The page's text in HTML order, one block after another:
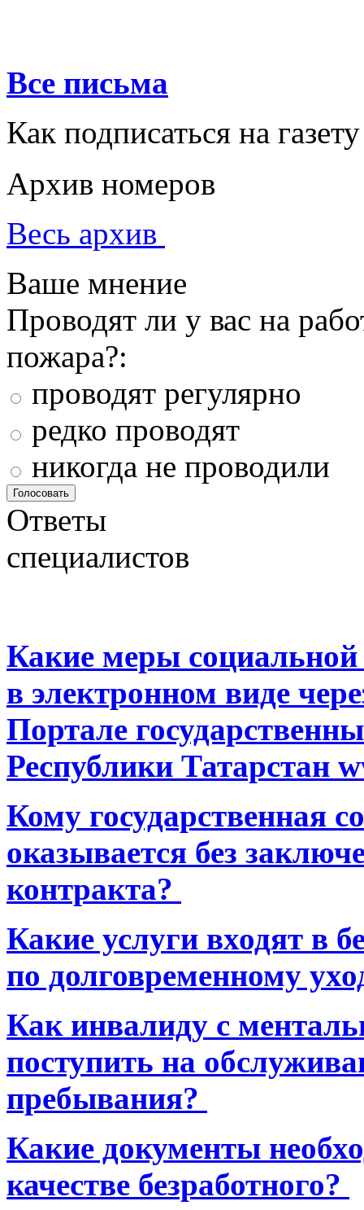
Все письма
Как подписаться на газету
Архив номеров
Весь архив
Ваше мнение
Проводят ли у вас на
пожара?:
проводят регулярно
редко проводят
никогда не проводили
Ответы
специалистов
Какие меры
в электронном виде
Портале
Республики Татарстан
Кому государственная
оказывается без
контракта?
Какие услуги входят в
по долговременному
Как инвалиду с
поступить на
пребывания?
Какие документы
качестве безработного?